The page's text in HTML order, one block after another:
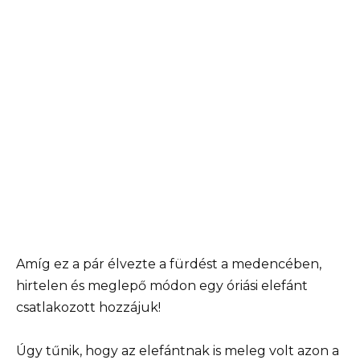
Amíg ez a pár élvezte a fürdést a medencében,
hirtelen és meglepő módon egy óriási elefánt
csatlakozott hozzájuk!
Úgy tűnik, hogy az elefántnak is meleg volt azon a